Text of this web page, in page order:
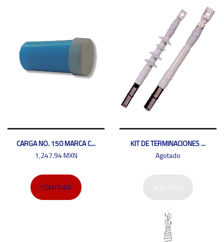
CARGA NO. 150 MARCA C...
1,247.94 MXN
COMPRAR
KIT DE TERMINACIONES ...
Agotado